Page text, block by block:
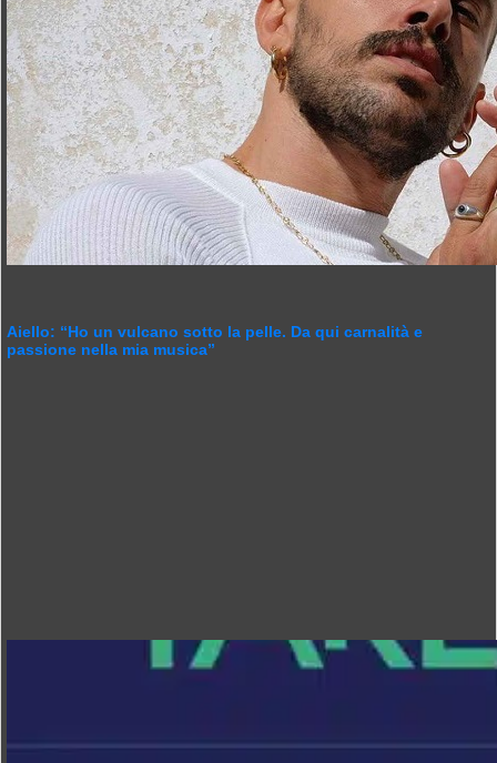
Aiello: “Ho un vulcano sotto la pelle. Da qui carnalità e
passione nella mia musica”